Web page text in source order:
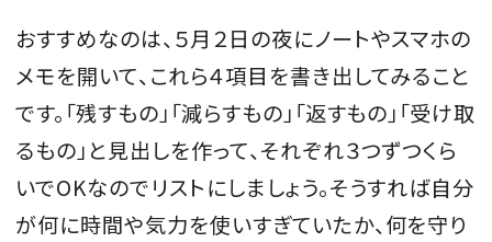
おすすめなのは、５月２日の夜にノートやスマホの
メモを開いて、これら４項目を書き出してみること
です。「残すもの」「減らすもの」「返すもの」「受け取
るもの」と見出しを作って、それぞれ３つずつくら
いでOKなのでリストにしましょう。そうすれば自分
が何に時間や気力を使いすぎていたか、何を守り